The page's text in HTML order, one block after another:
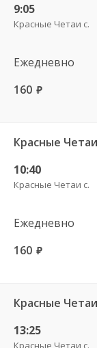
9:05
Красные Четаи с.
Ежедневно
160 руб.
10:40
Красные Четаи с.
Ежедневно
160 руб.
13:25
Красные Четаи с.